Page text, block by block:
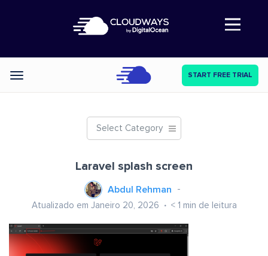
Abre a navegação
Categories START FREE TRIAL
Select Category
Laravel splash screen
Abdul Rehman
Atualizado em Janeiro 20, 2026 < 1 min de leitura